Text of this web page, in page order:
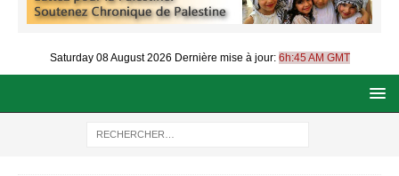
Saturday 08 August 2026 Dernière mise à jour: 6h:45 AM GMT